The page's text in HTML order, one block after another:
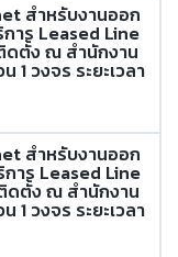
สำหรับงานออก
าร Leased Line
ดตั้ง ณ สำนักงาน
วงจร ระยะเวลา
สำหรับงานออก
าร Leased Line
ดตั้ง ณ สำนักงาน
วงจร ระยะเวลา